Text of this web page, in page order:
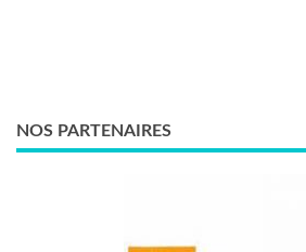
NOS PARTENAIRES